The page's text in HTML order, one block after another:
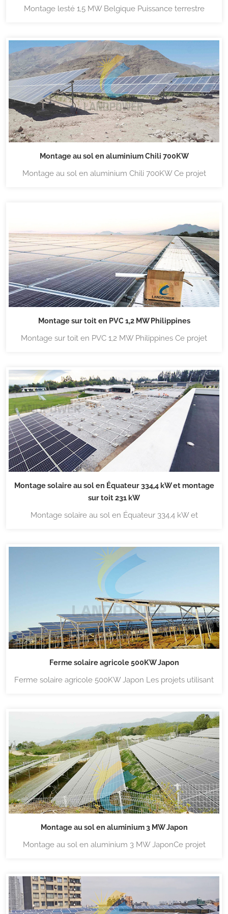
Montage lesté 1,5 MW Belgique Puissance terrestre
lestés (systèmes sans pénétration) permettent une
densité de r...
Montage au sol en aluminium Chili 700KW
Montage au sol en aluminium Chili 700KW Ce projet
Montage sur toit en PVC 1,2 MW Philippines
Montage sur toit en PVC 1,2 MW Philippines Ce projet
facile à installer et à fixer fermement le toit. Puissance
terrestre transportez une large gamme de syst...
Montage solaire au sol en Équateur 334,4 kW et montage
sur toit 231 kW
Montage solaire au sol en Équateur 334,4 kW et
montage au sol en aluminium avec une fondation en
béton. Pour en savoir plus sur les structures de montage,
veuillez cliquer sur Structures de mon...
Ferme solaire agricole 500KW Japon
Ferme solaire agricole 500KW Japon Les projets utilisant
fondation à vis de terre qui garantit une installation
rapide à l'aide d'un tournevis de terre qui réduit
considérablement le coût de la main-d'œuvre....
Montage au sol en aluminium 3 MW Japon
Montage au sol en aluminium 3 MW JaponCe projet
le montage au sol en aluminium, cliquez sur Structure
de montage au sol en aluminiumLandpower propose
une large gamme de systèmes de mont...